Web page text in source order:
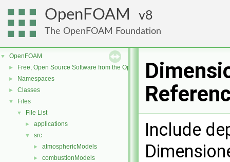
OpenFOAM 8
The OpenFOAM Foundation
▼ OpenFOAM
► Free, Open Source Software from the OpenFOAM Foundation
► Namespaces
► Classes
▼ Files
▼ File List
► applications
▼ src
► atmosphericModels
► combustionModels
Include